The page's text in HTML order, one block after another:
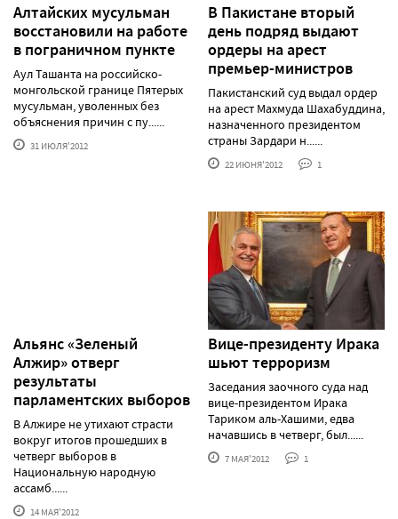
Алтайских мусульман
восстановили на работе
в пограничном пункте
Аул Ташанта на российско-
монгольской границе Пятерых
мусульман, уволенных без
объяснения причин с пу......
31 ИЮЛЯ'2012
В Пакистане вторый
день подряд выдают
ордеры на арест
премьер-министров
Пакистанский суд выдал ордер
на арест Махмуда Шахабуддина,
назначенного президентом
страны Зардари н......
22 ИЮНЯ'2012 1
Альянс «Зеленый
Алжир» отверг
результаты
парламентских выборов
В Алжире не утихают страсти
вокруг итогов прошедших в
четверг выборов в
Национальную народную
ассамб......
14 МАЯ'2012
Вице-президенту Ирака
шьют терроризм
Заседания заочного суда над
вице-президентом Ирака
Тариком аль-Хашими, едва
начавшись в четверг, был......
7 МАЯ'2012 1